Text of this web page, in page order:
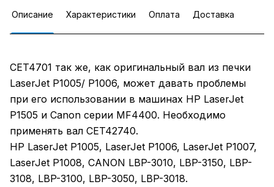
Описание Характеристики Оплата Доставка
CET4701 так же, как оригинальный вал из печки
LaserJet P1005/ P1006, может давать проблемы
при его использовании в машинах HP LaserJet
P1505 и Canon серии MF4400. Необходимо
применять вал CET42740.
HP LaserJet P1005, LaserJet P1006, LaserJet P1007,
LaserJet P1008, CANON LBP-3010, LBP-3150, LBP-
3108, LBP-3100, LBP-3050, LBP-3018.